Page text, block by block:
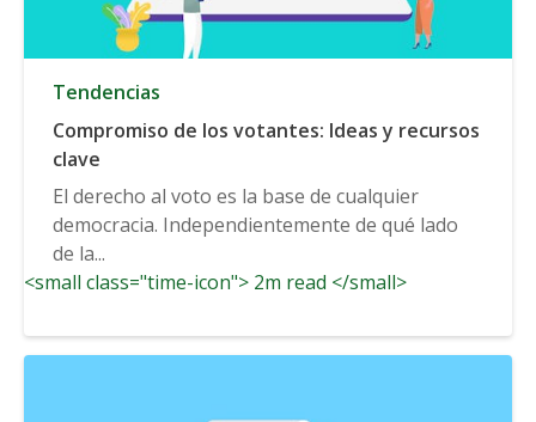
Tendencias
Compromiso de los votantes: Ideas y recursos
clave
El derecho al voto es la base de cualquier
democracia. Independientemente de qué lado
de la...
<small class="time-icon"> 2m read </small>